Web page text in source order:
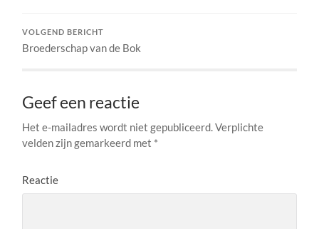
VOLGEND BERICHT
Broederschap van de Bok
Geef een reactie
Het e-mailadres wordt niet gepubliceerd. Verplichte
velden zijn gemarkeerd met *
Reactie